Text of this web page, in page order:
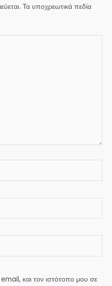
Τα υποχρεωτικά πεδία
και τον ιστότοπο μου σε